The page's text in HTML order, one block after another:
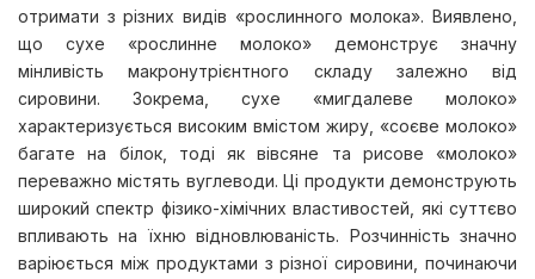
отримати з різних видів «рослинного молока». Виявлено,
що сухе «рослинне молоко» демонструє значну
мінливість макронутрієнтного складу залежно від
сировини. Зокрема, сухе «мигдалеве молоко»
характеризується високим вмістом жиру, «соєве молоко»
багате на білок, тоді як вівсяне та рисове «молоко»
переважно містять вуглеводи. Ці продукти демонструють
широкий спектр фізико-хімічних властивостей, які суттєво
впливають на їхню відновлюваність. Розчинність значно
варіюється між продуктами з різної сировини, починаючи